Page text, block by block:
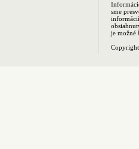
sme
je možné